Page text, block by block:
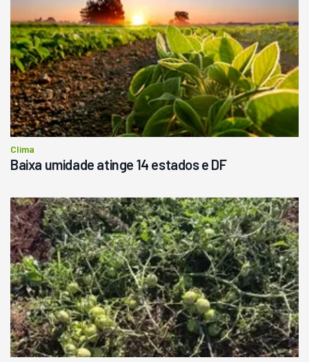
Clima
Baixa umidade atinge 14 estados e DF